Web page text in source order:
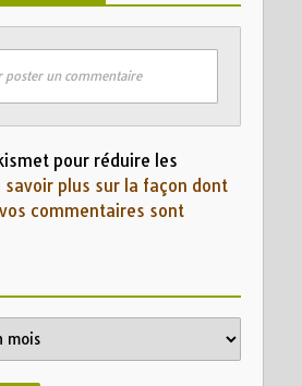
poster un commentaire
pour réduire les
savoir plus sur la façon dont
commentaires sont